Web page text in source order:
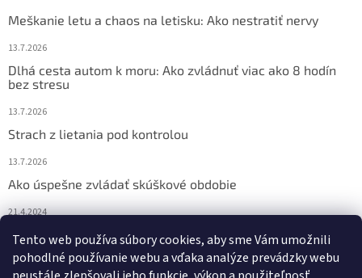
Tento web používa súbory cookies, aby sme Vám umožnili
pohodlné používanie webu a vďaka analýze prevádzky webu
Meškanie letu a chaos na letisku: Ako nestratiť nervy
13.7.2026
Dlhá cesta autom k moru: Ako zvládnuť viac ako 8 hodín
bez stresu
13.7.2026
Strach z lietania pod kontrolou
13.7.2026
Ako úspešne zvládať skúškové obdobie
21.4.2024
Nočné pocikávanie u detí – ako môžu pomôcť Bachove
esencie?